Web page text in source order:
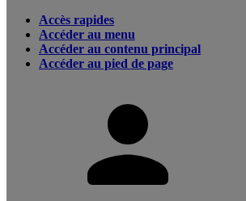
Accès rapides
Accéder au menu
Accéder au contenu principal
Accéder au pied de page